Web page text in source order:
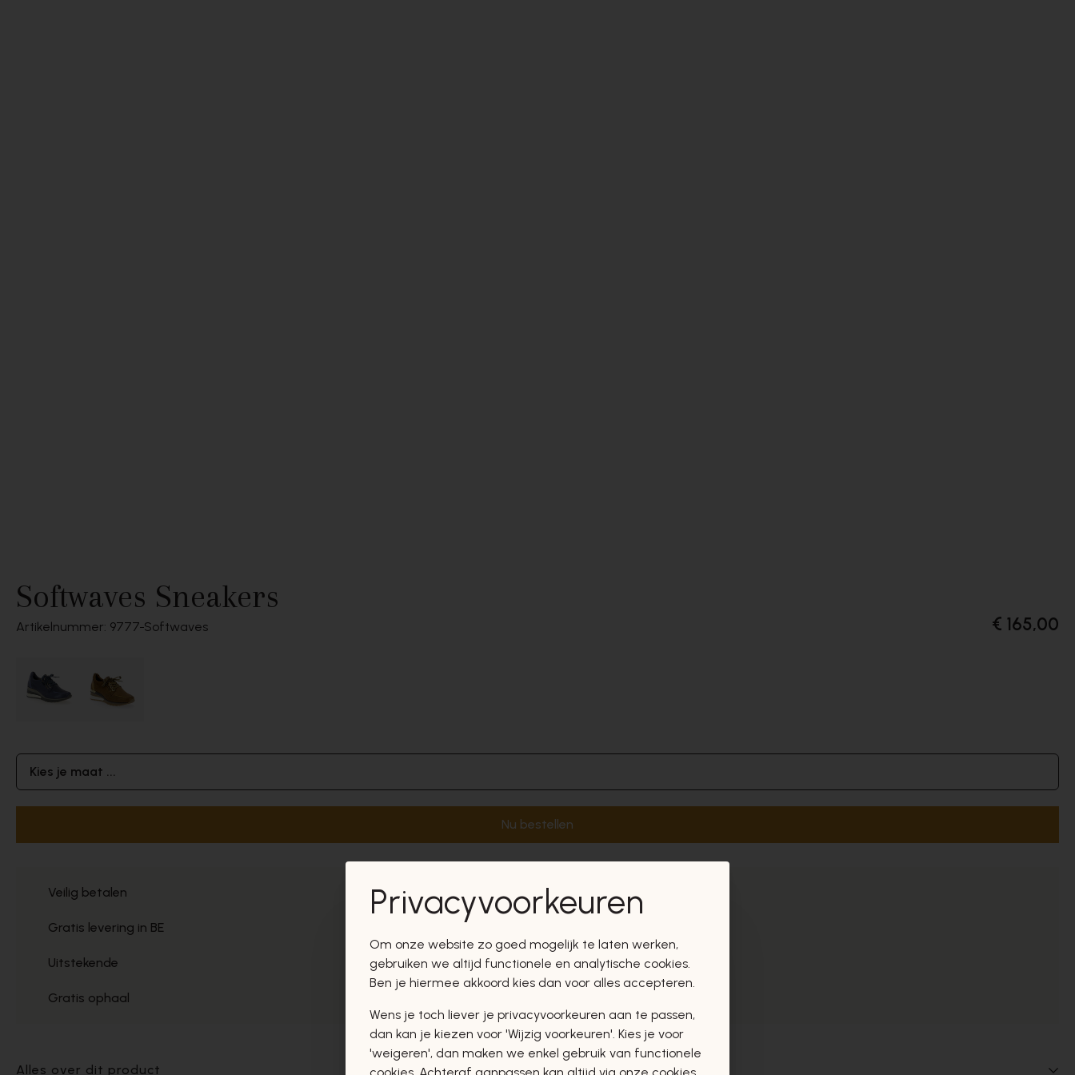
Softwaves Sneakers
Artikelnummer: 9777 Softwaves € 165,00
Kies je maat ...
Nu bestellen
Veilig betalen
Gratis levering in BE
Uitstekende
Gratis ophaal
Alles over dit product
Privacyvoorkeuren
Om onze website zo goed mogelijk te laten werken,
gebruiken we altijd functionele en analytische cookies.
Ben je hiermee akkoord kies dan voor alles accepteren.
Wens je toch liever je privacyvoorkeuren aan te passen,
dan kan je kiezen voor 'Wijzig voorkeuren'. Kies je voor
'weigeren', dan maken we enkel gebruik van functionele
cookies. Achteraf aanpassen kan altijd via onze cookies